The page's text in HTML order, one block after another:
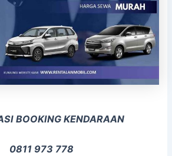
BOOKING KENDARAAN
0811 973 778